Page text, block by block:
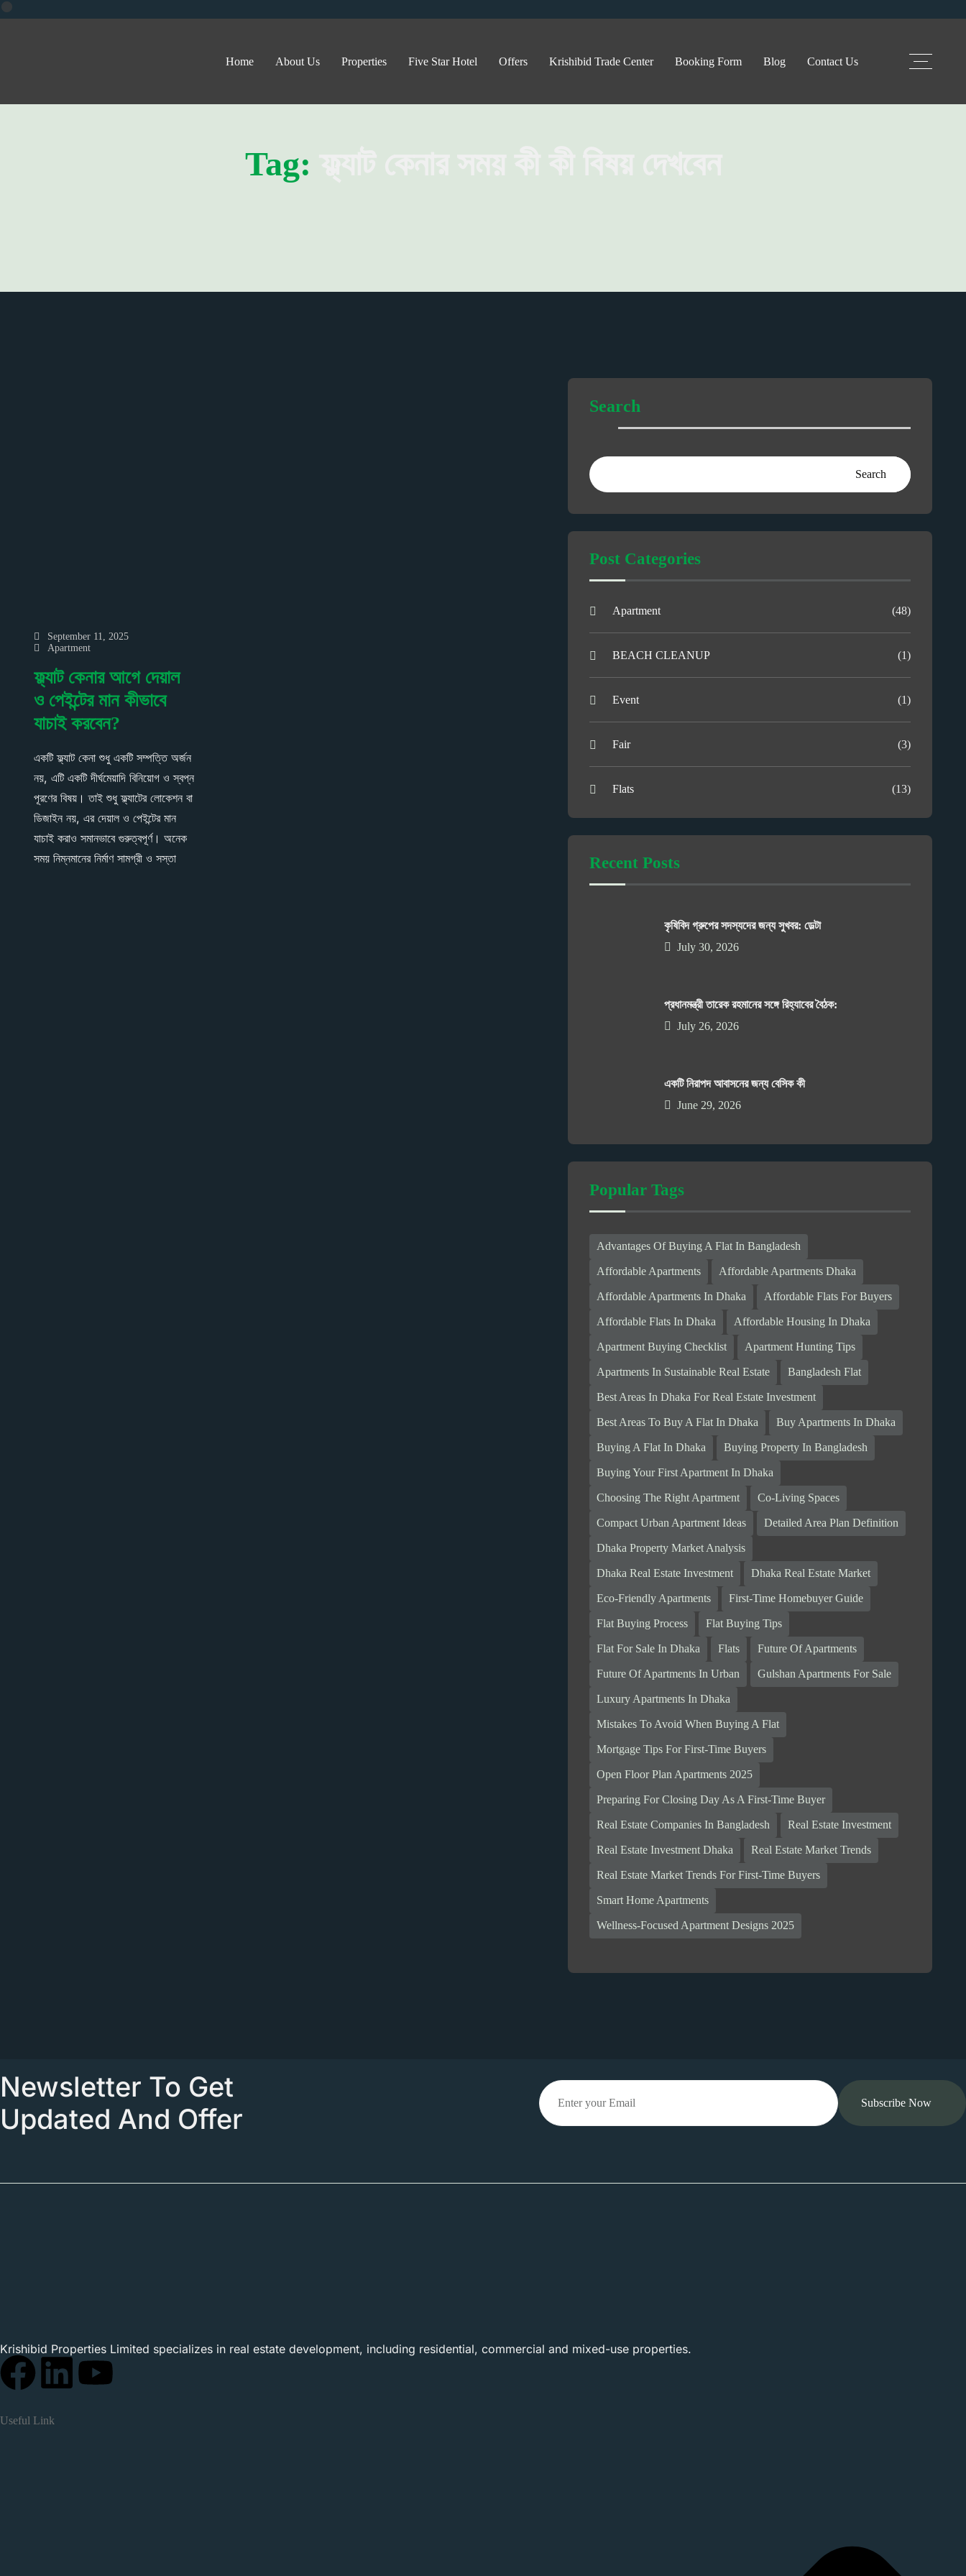
Home About Us Properties Five Star Hotel Offers Krishibid Trade Center Booking Form Blog Contact Us
Tag:
September 11, 2025
Apartment
ফ্ল্যাট কেনার আগে দেয়াল
ও পেইন্টের মান কীভাবে
যাচাই করবেন?
একটি ফ্ল্যাট কেনা শুধু একটি সম্পত্তি অর্জন
নয়, এটি একটি দীর্ঘমেয়াদি বিনিয়োগ ও স্বপ্ন
পূরণের বিষয়। তাই শুধু ফ্ল্যাটের লোকেশন বা
ডিজাইন নয়, এর দেয়াল ও পেইন্টের মান
যাচাই করাও সমানভাবে গুরুত্বপূর্ণ। অনেক
সময় নিম্নমানের নির্মাণ সামগ্রী ও সস্তা
Search
Search
Post Categories
Apartment (48)
BEACH CLEANUP (1)
Event (1)
Fair (3)
Flats (13)
Recent Posts
কৃষিবিদ গ্রুপের সদস্যদের জন্য সুখবর: ডেল্টা
July 30, 2026
প্রধানমন্ত্রী তারেক রহমানের সঙ্গে রিহ্যাবের বৈঠক:
July 26, 2026
একটি নিরাপদ আবাসনের জন্য বেসিক কী
June 29, 2026
Popular Tags
Advantages Of Buying A Flat In Bangladesh
Affordable Apartments Affordable Apartments Dhaka
Affordable Apartments In Dhaka Affordable Flats For Buyers
Affordable Flats In Dhaka Affordable Housing In Dhaka
Apartment Buying Checklist Apartment Hunting Tips
Apartments In Sustainable Real Estate Bangladesh Flat
Best Areas In Dhaka For Real Estate Investment
Best Areas To Buy A Flat In Dhaka Buy Apartments In Dhaka
Buying A Flat In Dhaka Buying Property In Bangladesh
Buying Your First Apartment In Dhaka
Choosing The Right Apartment Co-Living Spaces
Compact Urban Apartment Ideas Detailed Area Plan Definition
Dhaka Property Market Analysis
Dhaka Real Estate Investment Dhaka Real Estate Market
Eco-Friendly Apartments First-Time Homebuyer Guide
Flat Buying Process Flat Buying Tips
Flat For Sale In Dhaka Flats Future Of Apartments
Future Of Apartments In Urban Gulshan Apartments For Sale
Luxury Apartments In Dhaka
Mistakes To Avoid When Buying A Flat
Mortgage Tips For First-Time Buyers
Open Floor Plan Apartments 2025
Preparing For Closing Day As A First-Time Buyer
Real Estate Companies In Bangladesh Real Estate Investment
Real Estate Investment Dhaka Real Estate Market Trends
Real Estate Market Trends For First-Time Buyers
Smart Home Apartments
Wellness-Focused Apartment Designs 2025
Newsletter To Get
Updated And Offer
Subscribe Now
Krishibid Properties Limited specializes in real estate development, including residential, commercial and mixed-use properties.
Useful Link